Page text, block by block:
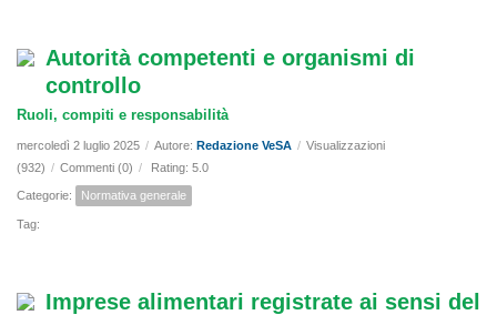
Autorità competenti e organismi di
controllo
Ruoli, compiti e responsabilità
mercoledì 2 luglio 2025 / Autore: Redazione VeSA / Visualizzazioni
(932) / Commenti (0) / Rating: 5.0
Categorie: Normativa generale
Tag:
Imprese alimentari registrate ai sensi del